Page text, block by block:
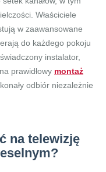
Właściciele
w zaawansowane
do każdego pokoju
instalator,
prawidłowy montaż
odbiór niezależnie
na telewizję